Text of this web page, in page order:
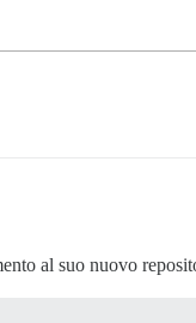
al suo nuovo